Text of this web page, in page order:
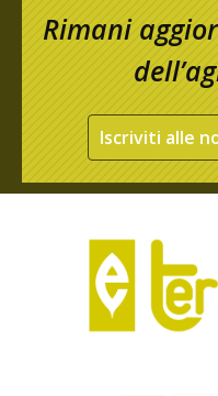
Rimani
Iscriviti alle